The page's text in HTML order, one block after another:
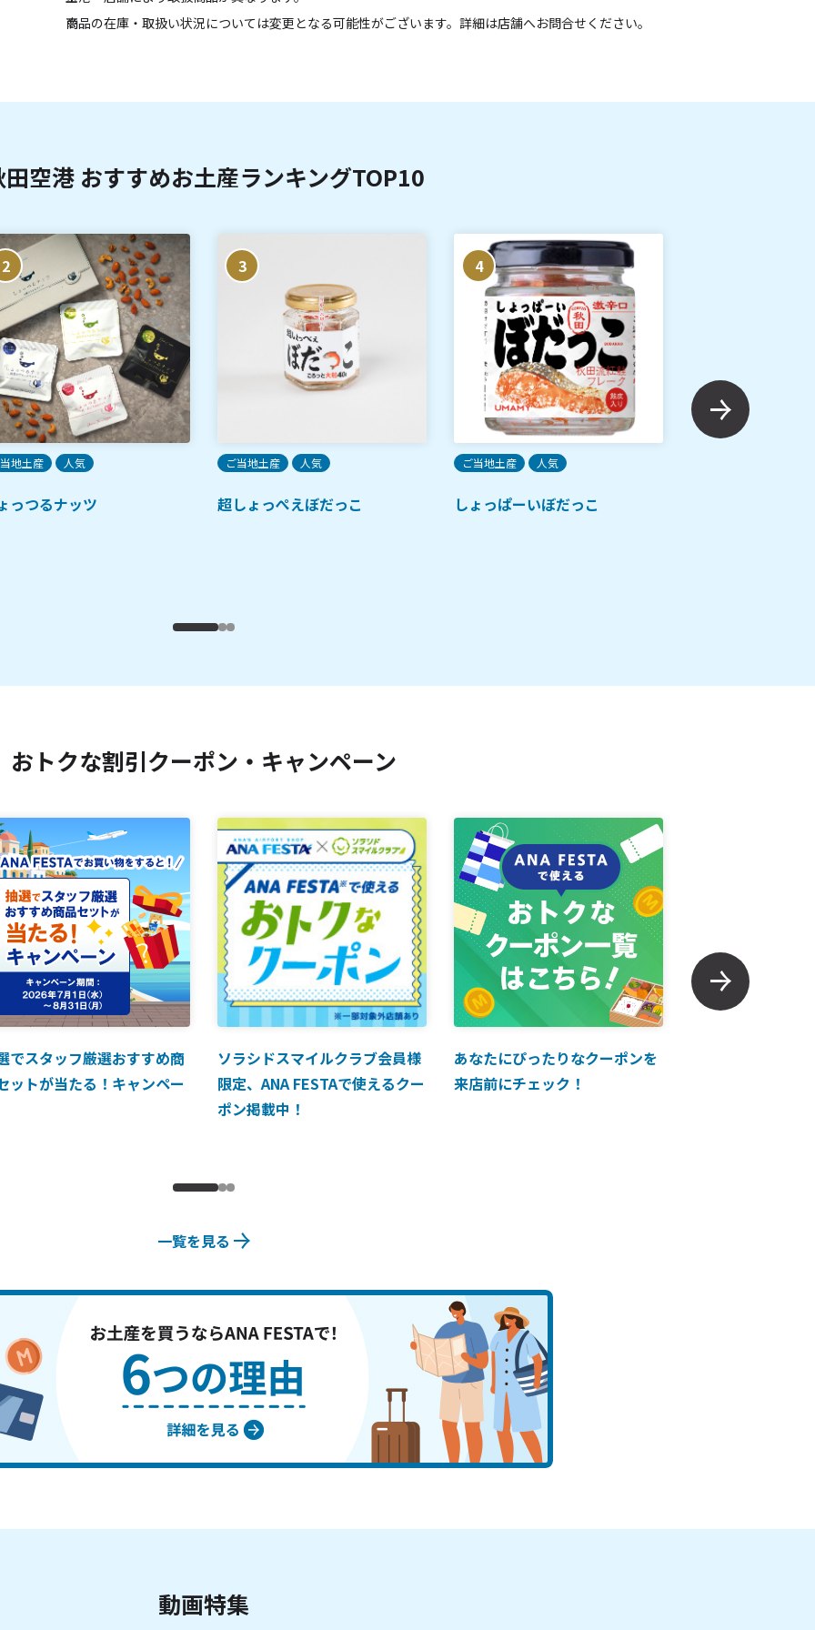
商品の在庫・取扱い状況については変更となる可能性がございます。詳細は店舗へお問合せください。
空港 おすすめお土産ランキングTOP10
2
地土産 人気
っつるナッツ
3
ご当地土産 人気
超しょっぺえぼだっこ
4
ご当地土産 人気
しょっぱーいぼだっこ
おトクな割引クーポン・キャンペーン
でスタッフ厳選おすすめ商
ットが当たる！キャンペー
ソラシドスマイルクラブ会員様
限定、ANA FESTAで使えるクー
ポン掲載中！
あなたにぴったりなクーポンを
来店前にチェック！
一覧を見る
動画特集